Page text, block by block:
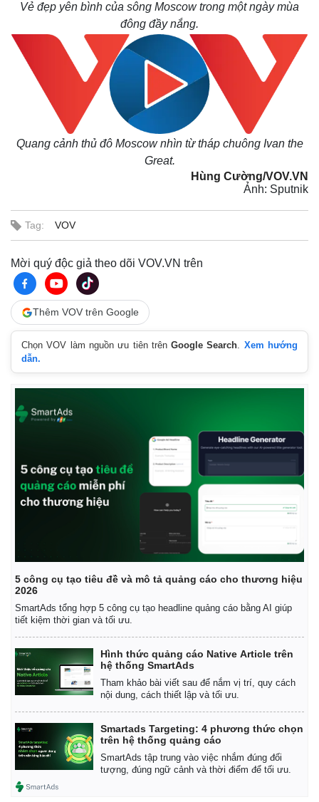
Kinh tế
Giá vàng
Tiêu dùng
Tỷ giá
Chứng khoán
Giá cà phê
Vẻ đẹp yên bình của sông Moscow trong một ngày mùa
đông đầy nắng.
Quang cảnh thủ đô Moscow nhìn từ tháp chuông Ivan the
Great.
Hùng Cường/VOV.VN
Ảnh: Sputnik
Tag: VOV
Mời quý độc giả theo dõi VOV.VN trên
Thêm VOV trên Google
Chọn VOV làm nguồn ưu tiên trênGoogle Search. Xem hướng
dẫn.
5 công cụ tạo tiêu đề và mô tả quảng cáo cho thương hiệu
2026
SmartAds tổng hợp 5 công cụ tạo headline quảng cáo bằng AI giúp
tiết kiệm thời gian và tối ưu.
Hình thức quảng cáo Native Article trên
hệ thống SmartAds
Tham khảo bài viết sau để nắm vị trí, quy cách
nội dung, cách thiết lập và tối ưu.
Smartads Targeting: 4 phương thức chọn
trên hệ thống quảng cáo
SmartAds tập trung vào việc nhắm đúng đối
tượng, đúng ngữ cảnh và thời điểm để tối ưu.